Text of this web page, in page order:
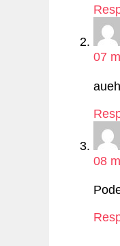
07
08